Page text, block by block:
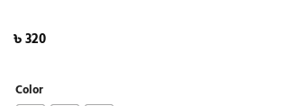
৳320
Color